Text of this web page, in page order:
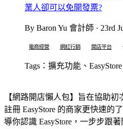
業人卻可以免開發票?
By Baron Yu 會計師 · 23rd
電商經營 網紅行銷 開店平台
Tags：擴充功能、
【網路開店懶人包】旨在協助初
註冊 EasyStore 的商家更快速的
導你認識 EasyStore，一步步跟